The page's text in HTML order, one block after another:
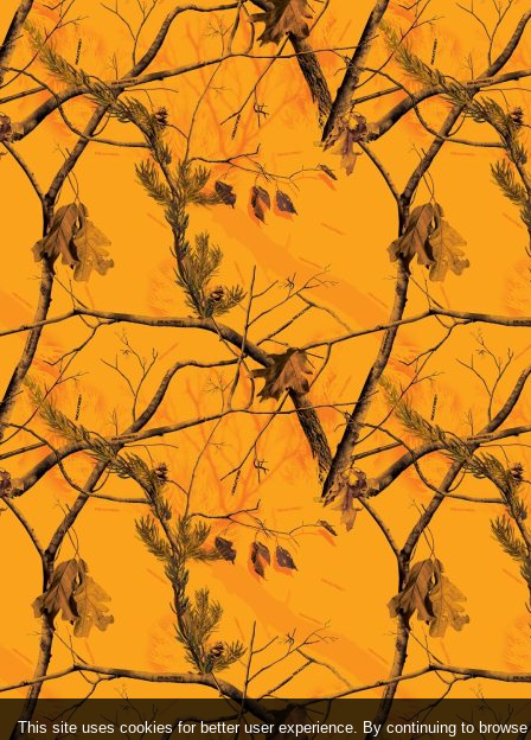
This site uses cookies for better user experience. By continuing to